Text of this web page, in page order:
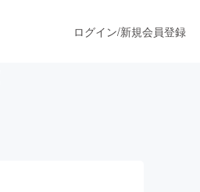
ログイン/新規会員登録